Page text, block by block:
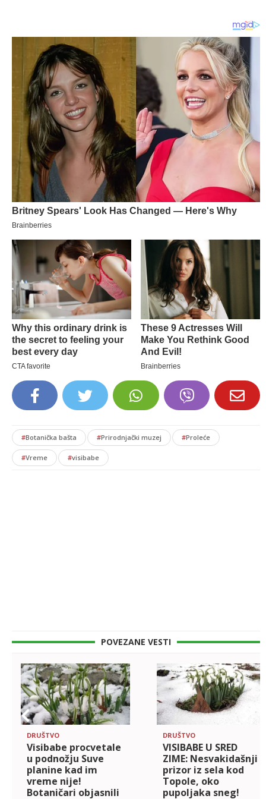
#Botanička bašta #Prirodnjački muzej #Proleće
#Vreme #visibabe
POVEZANE VESTI
DRUŠTVO
Visibabe procvetale
u podnožju Suve
planine kad im
vreme nije!
Botaničari objasnili
DRUŠTVO
VISIBABE U SRED
ZIME: Nesvakidašnji
prizor iz sela kod
Topole, oko
pupoljaka sneg!